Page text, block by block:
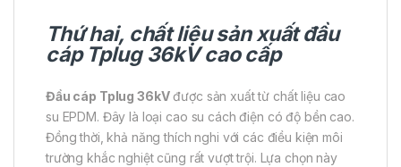
Thứ hai, chất liệu sản xuất đầu
cáp Tplug 36kV cao cấp
Đầu cáp Tplug 36kVđược sản xuất từ chất liệu cao
su EPDM. Đây là loại cao su cách điện có độ bền cao.
Đồng thời, khả năng thích nghi với các điều kiện môi
trường khắc nghiệt cũng rất vượt trội. Lựa chọn này